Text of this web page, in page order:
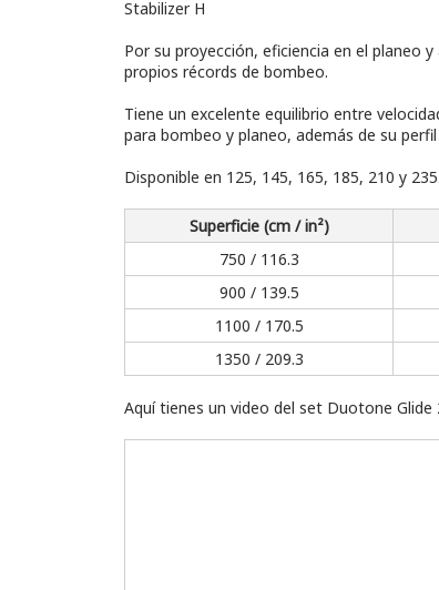
Stabilizer H
Por su proyección, eficiencia en el planeo
propios récords de bombeo.
Tiene un excelente equilibrio entre
para bombeo y planeo, además de su
Disponible en 125, 145, 165, 185, 210 y 235.
Superficie (cm / in²)
750 / 116.3
900 / 139.5
1100 / 170.5
1350 / 209.3
Aquí tienes un video del set Duotone Glide